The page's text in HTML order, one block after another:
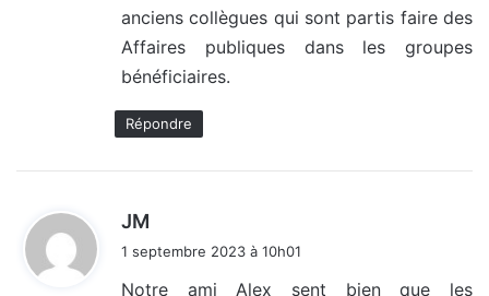
:
anciens collègues qui sont partis faire des
Affaires publiques dans les groupes
bénéficiaires.
Répondre
JM
1 septembre 2023 à 10h01
Notre ami Alex sent bien que les